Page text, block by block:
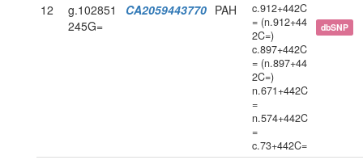
12
g.102851
245G=
CA2059443770 PAH
c.912+442C
= (n.912+44
2C=)
c.897+442C
= (n.897+44
2C=)
n.671+442C
=
n.574+442C
=
c.73+442C=
dbSNP